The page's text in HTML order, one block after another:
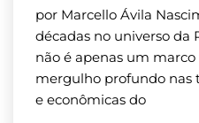
por Marcello Ávila
décadas no universo da
não é apenas um
mergulho profundo nas
e econômicas do